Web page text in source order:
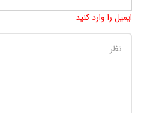
ایمیل را وارد کنید